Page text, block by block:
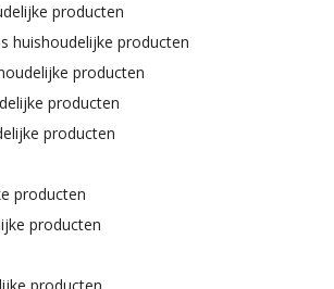
producten
huishoudelijke producten
producten
producten
producten
producten
producten